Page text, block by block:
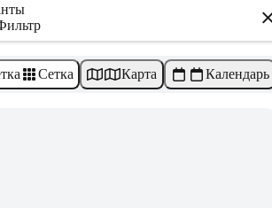
Сетка Карта Календарь